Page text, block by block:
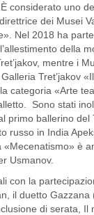
considerato uno
dei Musei
Nel 2018 ha
della
mentre i
Tret’jakov
categoria «Arte
Sono stati
primo ballerino del
russo in India
è
Usmanov.
con la
il duetto Gazzana
di serata, Il